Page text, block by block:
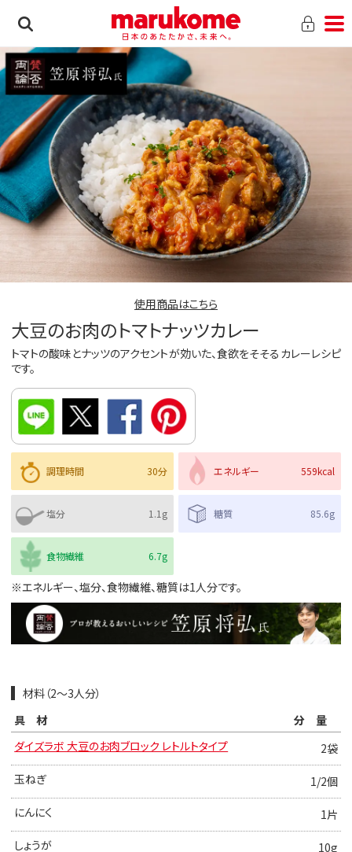
使用商品はこちら
大豆のお肉のトマトナッツカレー
トマトの酸味とナッツのアクセントが効いた、食欲をそそるカレーレシピ
です。
調理時間 30分 エネルギー 559kcal
塩分 1.1g 糖質 85.6g
食物繊維 6.7g
※エネルギー、塩分、食物繊維、糖質は1人分です。
材料（2～3人分）
具材
分量
ダイズラボ 大豆のお肉ブロック レトルトタイプ
2袋
玉ねぎ
1/2個
にんにく
1片
しょうが
10g